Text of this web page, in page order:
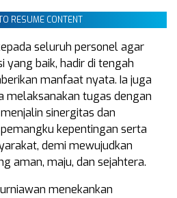
RESUME CONTENT
seluruh personel agar
yang baik, hadir di tengah
manfaat nyata. Ia juga
melaksanakan tugas dengan
sinergitas dan
kepentingan serta
demi mewujudkan
aman, maju, dan sejahtera.
menekankan